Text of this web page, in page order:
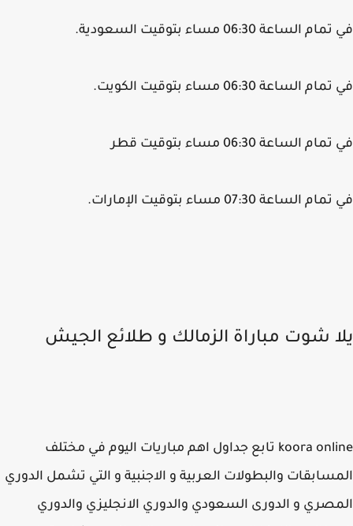
الساعة 06:30 مساء بتوقيت السعودية.
الساعة 06:30 مساء بتوقيت الكويت.
الساعة 06:30 مساء بتوقيت قطر
الساعة 07:30 مساء بتوقيت الإمارات.
شوت مباراة الزمالك و طلائع الجيش
koora online تابع جداول اهم مباريات اليوم في مختلف
والبطولات العربية و الاجنبية و التي تشمل الدوري
و الدورى السعودي والدوري الانجليزي والدوري